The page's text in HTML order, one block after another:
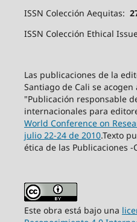
ISSN Colección Aequitas:
ISSN Colección Ethical
Las publicaciones de la
Santiago de Cali se
"Publicación responsable
internacionales para
World Conference on
julio 22-24 de 2010.Texto
ética de las Publicaciones -
Este obra está bajo una